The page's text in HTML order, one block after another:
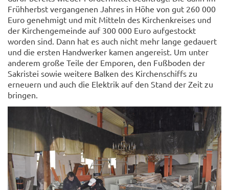
Frühherbst vergangenen Jahres in Höhe von gut 260 000
Euro genehmigt und mit Mitteln des Kirchenkreises und
der Kirchengemeinde auf 300 000 Euro aufgestockt
worden sind. Dann hat es auch nicht mehr lange gedauert
und die ersten Handwerker kamen angereist. Um unter
anderem große Teile der Emporen, den Fußboden der
Sakristei sowie weitere Balken des Kirchenschiffs zu
erneuern und auch die Elektrik auf den Stand der Zeit zu
bringen.